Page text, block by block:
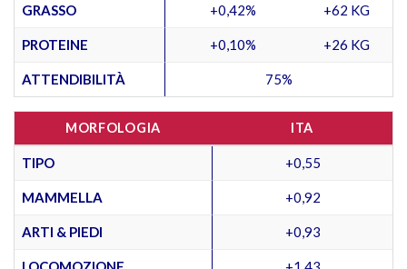
GRASSO +0,42% +62 KG
PROTEINE +0,10% +26 KG
ATTENDIBILITÀ 75%
MORFOLOGIA ITA
TIPO +0,55
MAMMELLA +0,92
ARTI & PIEDI +0,93